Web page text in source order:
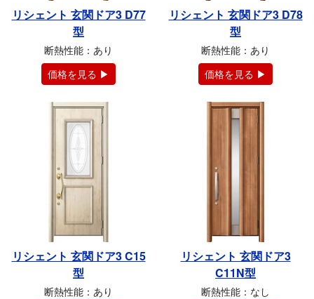
リシェント 玄関ドア3 D77
型
断熱性能：あり
価格を見る ▶
リシェント 玄関ドア3 D78
型
断熱性能：あり
価格を見る ▶
リシェント 玄関ドア3 C15
型
断熱性能：あり
リシェント 玄関ドア3
C11N型
断熱性能：なし